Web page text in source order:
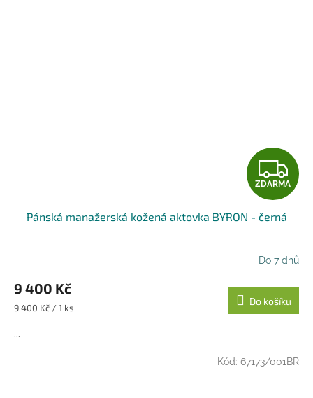
Z
D
R
M
A
ZDARMA
Pánská manažerská kožená aktovka BYRON - černá
Do 7 dnů
9 400 Kč
Měrná
9 400 Kč / 1 ks
Do košíku
...
Kód: 67173/001BR